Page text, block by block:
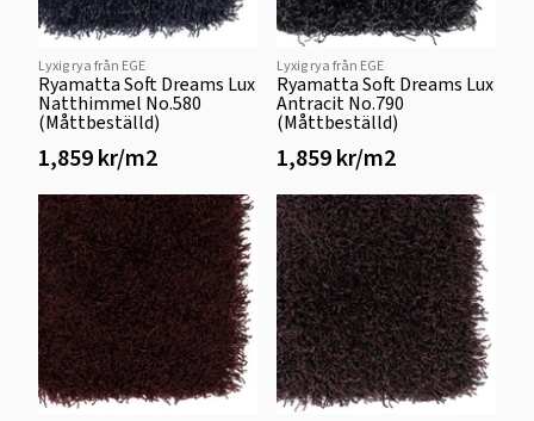
Lyxig rya från EGE
Ryamatta Soft Dreams Lux
Natthimmel No.580
(Måttbeställd)
1,859 kr/m2
Lyxig rya från EGE
Ryamatta Soft Dreams Lux
Antracit No.790
(Måttbeställd)
1,859 kr/m2